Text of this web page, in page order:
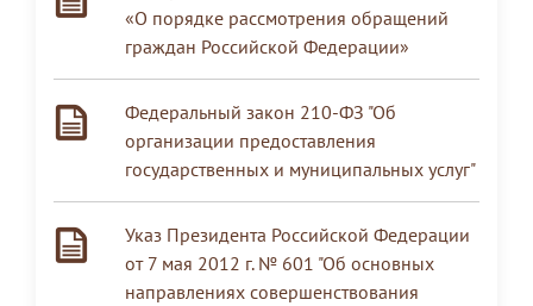
«О порядке рассмотрения обращений
граждан Российской Федерации»
Федеральный закон 210-ФЗ "Об
организации предоставления
государственных и муниципальных услуг"
Указ Президента Российской Федерации
от 7 мая 2012 г. № 601 "Об основных
направлениях совершенствования